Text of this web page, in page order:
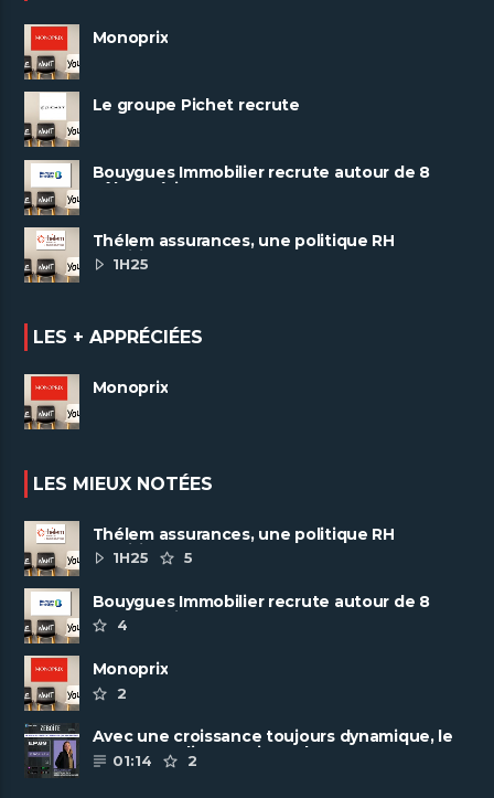
Monoprix
Le groupe Pichet recrute
Bouygues Immobilier recrute autour de 8
pôles métiers
Thélem assurances, une politique RH
ambitieuse
1H25
LES + APPRÉCIÉES
Monoprix
LES MIEUX NOTÉES
Thélem assurances, une politique RH
ambitieuse
1H25 5
Bouygues Immobilier recrute autour de 8
pôles métiers
4
Monoprix
2
Avec une croissance toujours dynamique, le
groupe Scalian continue de ......
01:14 2